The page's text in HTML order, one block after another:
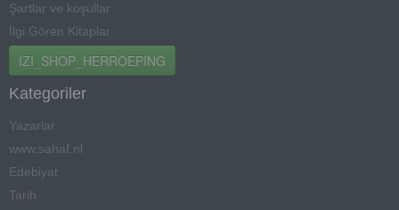
Şartlar ve koşullar
İlgi Gören Kitaplar
IZI_SHOP_HERROEPING
Kategoriler
Yazarlar
www.sahaf.nl
Edebiyat
Tarih